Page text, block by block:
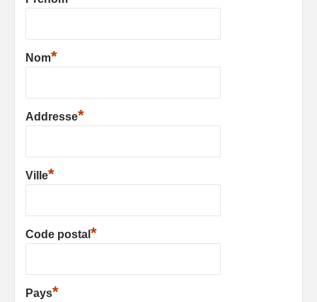
Nom*
Addresse*
Ville*
Code postal *
Pays*